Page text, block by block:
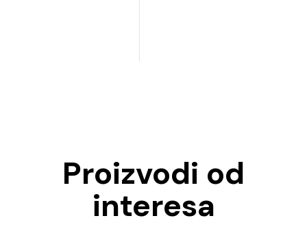
Proizvodi od
interesa